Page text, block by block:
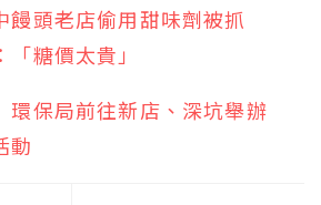
饅頭老店偷用甜味劑被抓
糖價太貴」
保局前往新店、深坑舉辦
動